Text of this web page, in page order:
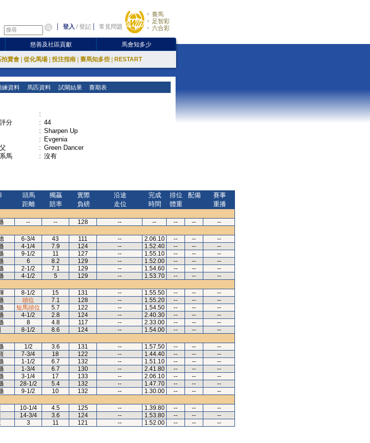
登入 /登記 常見問題
賽馬
足智彩
六合彩
慈善及社區貢獻 馬會知多少
賣會 從化馬場 投注指南 賽馬知多些 RESTART
練資料 馬匹資料 試閘結果 賽期表
:
分
: 44
: Sharpen Up
: Evgenia
: Green Dancer
馬
: 沒有
頭馬
距離
獨贏
賠率
實際
負磅
沿途
走位
完成
時間
排位
體重
配備
賽事
重播
-- -- 128 -- -- -- --
--
6-3/4 43 111 -- 2.06.10 -- --
--
4-1/4 7.9 124 -- 1.52.40 -- --
--
9-1/2 11 127 -- 1.55.10 -- --
--
6 8.2 129 -- 1.52.00 -- --
--
2-1/2 7.1 129 -- 1.54.60 -- --
--
4-1/2 5 129 -- 1.53.70 -- --
--
8-1/2 15 131 -- 1.55.50 -- --
--
頭位 7.1 128 -- 1.55.20 -- --
--
短馬頭位 5.7 122 -- 1.54.50 -- --
--
4-1/2 2.8 124 -- 2.40.30 -- --
--
8 4.8 117 -- 2.33.00 -- --
--
8-1/2 8.6 124 -- 1.54.00 -- --
--
1/2 3.6 131 -- 1.57.50 -- --
--
7-3/4 18 122 -- 1.44.40 -- --
--
1-1/2 6.7 132 -- 1.51.10 -- --
--
1-3/4 6.7 130 -- 2.41.80 -- --
--
3-1/4 17 133 -- 2.06.10 -- --
--
28-1/2 5.4 132 -- 1.47.70 -- --
--
9-1/2 10 132 -- 1.30.00 -- --
--
10-1/4 4.5 125 -- 1.39.80 -- --
--
14-3/4 3.6 124 -- 1.53.80 -- --
--
3 11 121 -- 1.52.00 -- -- --